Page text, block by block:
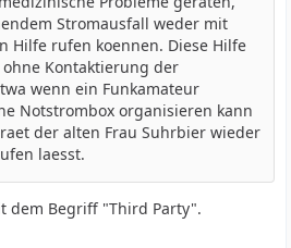
Stromausfall weder mit
Hilfe rufen koennen. Diese Hilfe
Kontaktierung der
wenn ein Funkamateur
Notstrombox organisieren kann
der alten Frau Suhrbier wieder
laesst.
dem Begriff "Third Party".